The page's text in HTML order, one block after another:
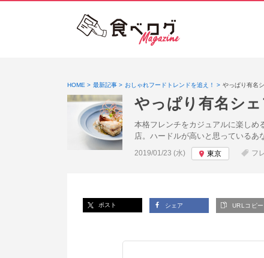
HOME 最新記事 おしゃれフードトレンドを追え！ やっぱり有名
やっぱり有名シ
本格フレンチをカジュアルに楽しめ
店。ハードルが高いと思っているあ
投稿日:
2019/01/23 (水) 東京 フ
ポスト シェア URLコピー